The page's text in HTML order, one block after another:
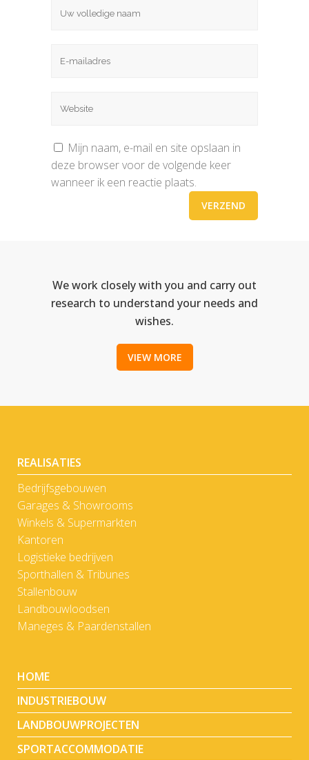
Mijn naam, e-mail en site opslaan in
deze browser voor de volgende keer
wanneer ik een reactie plaats.
We work closely with you and carry out
research to understand your needs and
wishes.
VIEW MORE
REALISATIES
Bedrijfsgebouwen
Garages & Showrooms
Winkels & Supermarkten
Kantoren
Logistieke bedrijven
Sporthallen & Tribunes
Stallenbouw
Landbouwloodsen
Maneges & Paardenstallen
HOME
INDUSTRIEBOUW
LANDBOUWPROJECTEN
SPORTACCOMMODATIE